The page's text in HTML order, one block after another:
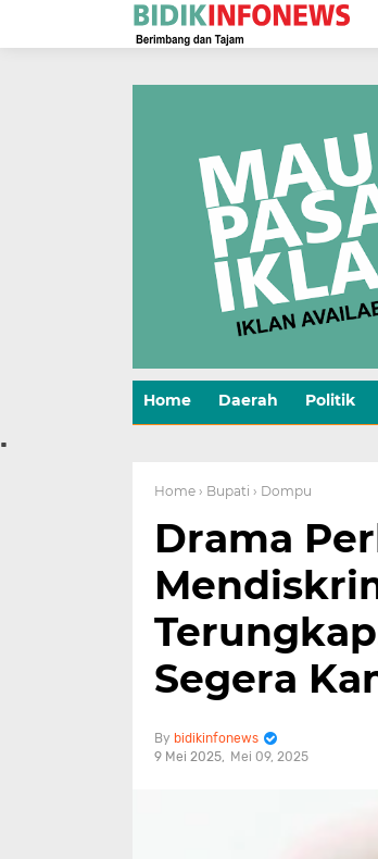
Home Daerah Politik
.
Home › Bupati › Dompu
Drama
Segera
bidikinfonews
9 Mei 2025
Mei 09, 2025